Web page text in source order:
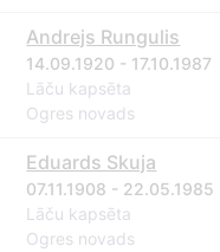
Andrejs Rungulis
14.09.1920 - 17.10.1987
Lāču kapsēta
Ogres novads
Eduards Skuja
07.11.1908 - 22.05.1985
Lāču kapsēta
Ogres novads